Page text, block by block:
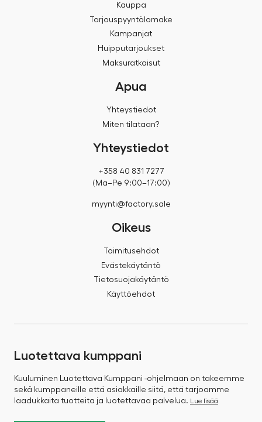
Kauppa
Tarjouspyyntölomake
Kampanjat
Huipputarjoukset
Maksuratkaisut
Apua
Yhteystiedot
Miten tilataan?
Yhteystiedot
+358 40 831 7277
(Ma–Pe 9:00–17:00)
myynti@factory.sale
Oikeus
Toimitusehdot
Evästekäytäntö
Tietosuojakäytäntö
Käyttöehdot
Luotettava kumppani
Kuuluminen Luotettava Kumppani -ohjelmaan on takeemme
sekä kumppaneille että asiakkaille siitä, että tarjoamme
laadukkaita tuotteita ja luotettavaa palvelua.
Lue lisää